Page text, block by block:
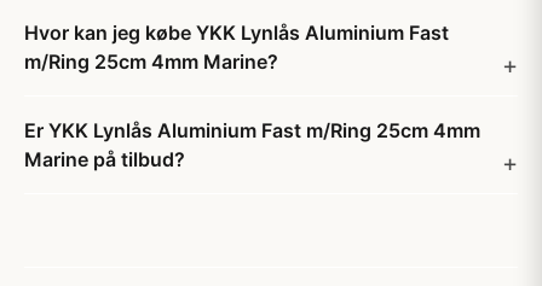
Hvor kan jeg købe YKK Lynlås Aluminium Fast
m/Ring 25cm 4mm Marine?
Er YKK Lynlås Aluminium Fast m/Ring 25cm 4mm
Marine på tilbud?